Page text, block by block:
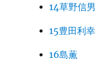
14草野信男
15豊田利幸
16島薫